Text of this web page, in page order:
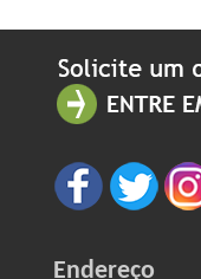
Endereço